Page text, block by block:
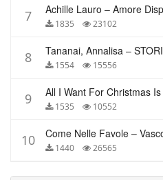
7 1835 23102
8 1554 15556
9 1535 10552
10 1440 26565